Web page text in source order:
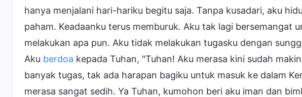
hanya menjalani hari-hariku begitu saja. Tanpa kusadari, aku
paham. Keadaanku terus memburuk. Aku tak lagi bersemangat
melakukan apa pun. Aku tidak melakukan tugasku dengan
Aku berdoa kepada Tuhan, "Tuhan! Aku merasa kini sudah
banyak tugas, tak ada harapan bagiku untuk masuk ke dalam
merasa sangat sedih. Ya Tuhan, kumohon beri aku iman dan